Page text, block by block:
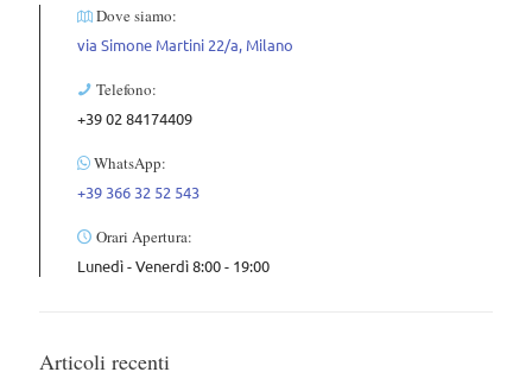
Dove siamo:
via Simone Martini 22/a, Milano
Telefono:
+39 02 84174409
WhatsApp:
+39 366 32 52 543
Orari Apertura:
Lunedì - Venerdì 8:00 - 19:00
Articoli recenti